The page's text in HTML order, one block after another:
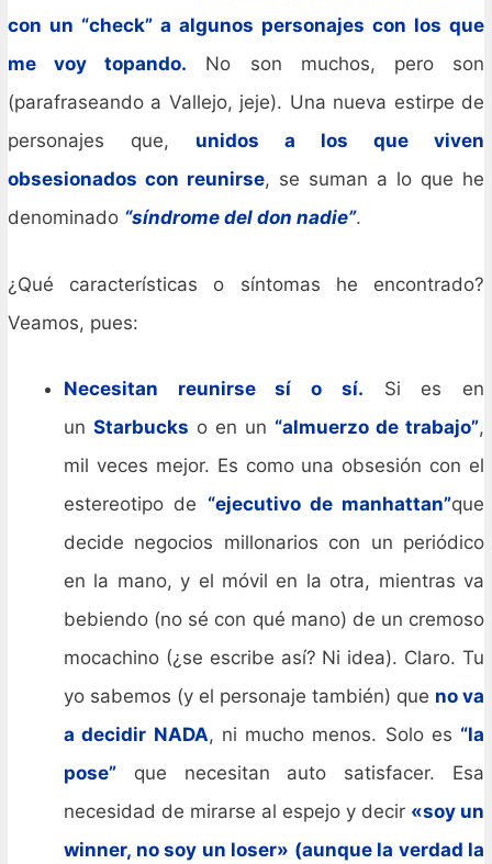
con un “check” a algunos personajes con los que
me voy topando. No son muchos, pero son
(parafraseando a Vallejo, jeje). Una nueva estirpe de
personajes que, unidos a los que viven
obsesionados con reunirse, se suman a lo que he
denominado “síndrome del don nadie”.
¿Qué características o síntomas he encontrado?
Veamos, pues:
Necesitan reunirse sí o sí. Si es en
un Starbucks o en un “almuerzo de trabajo”,
mil veces mejor. Es como una obsesión con el
estereotipo de “ejecutivo de manhattan”que
decide negocios millonarios con un periódico
en la mano, y el móvil en la otra, mientras va
bebiendo (no sé con qué mano) de un cremoso
mocachino (¿se escribe así? Ni idea). Claro. Tu
yo sabemos (y el personaje también) que no va
a decidir NADA, ni mucho menos. Solo es “la
pose” que necesitan auto satisfacer. Esa
necesidad de mirarse al espejo y decir «soy un
winner, no soy un loser» (aunque la verdad la